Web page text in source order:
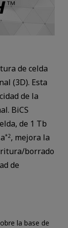
de celda
(3D). Esta
de la
BiCS
de 1 Tb
*2, mejora la
borrado
de
la base de